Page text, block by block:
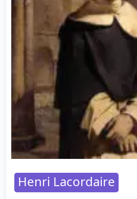
Henri Lacordaire